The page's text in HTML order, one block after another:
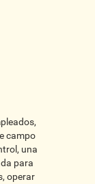
campo
una
para
operar